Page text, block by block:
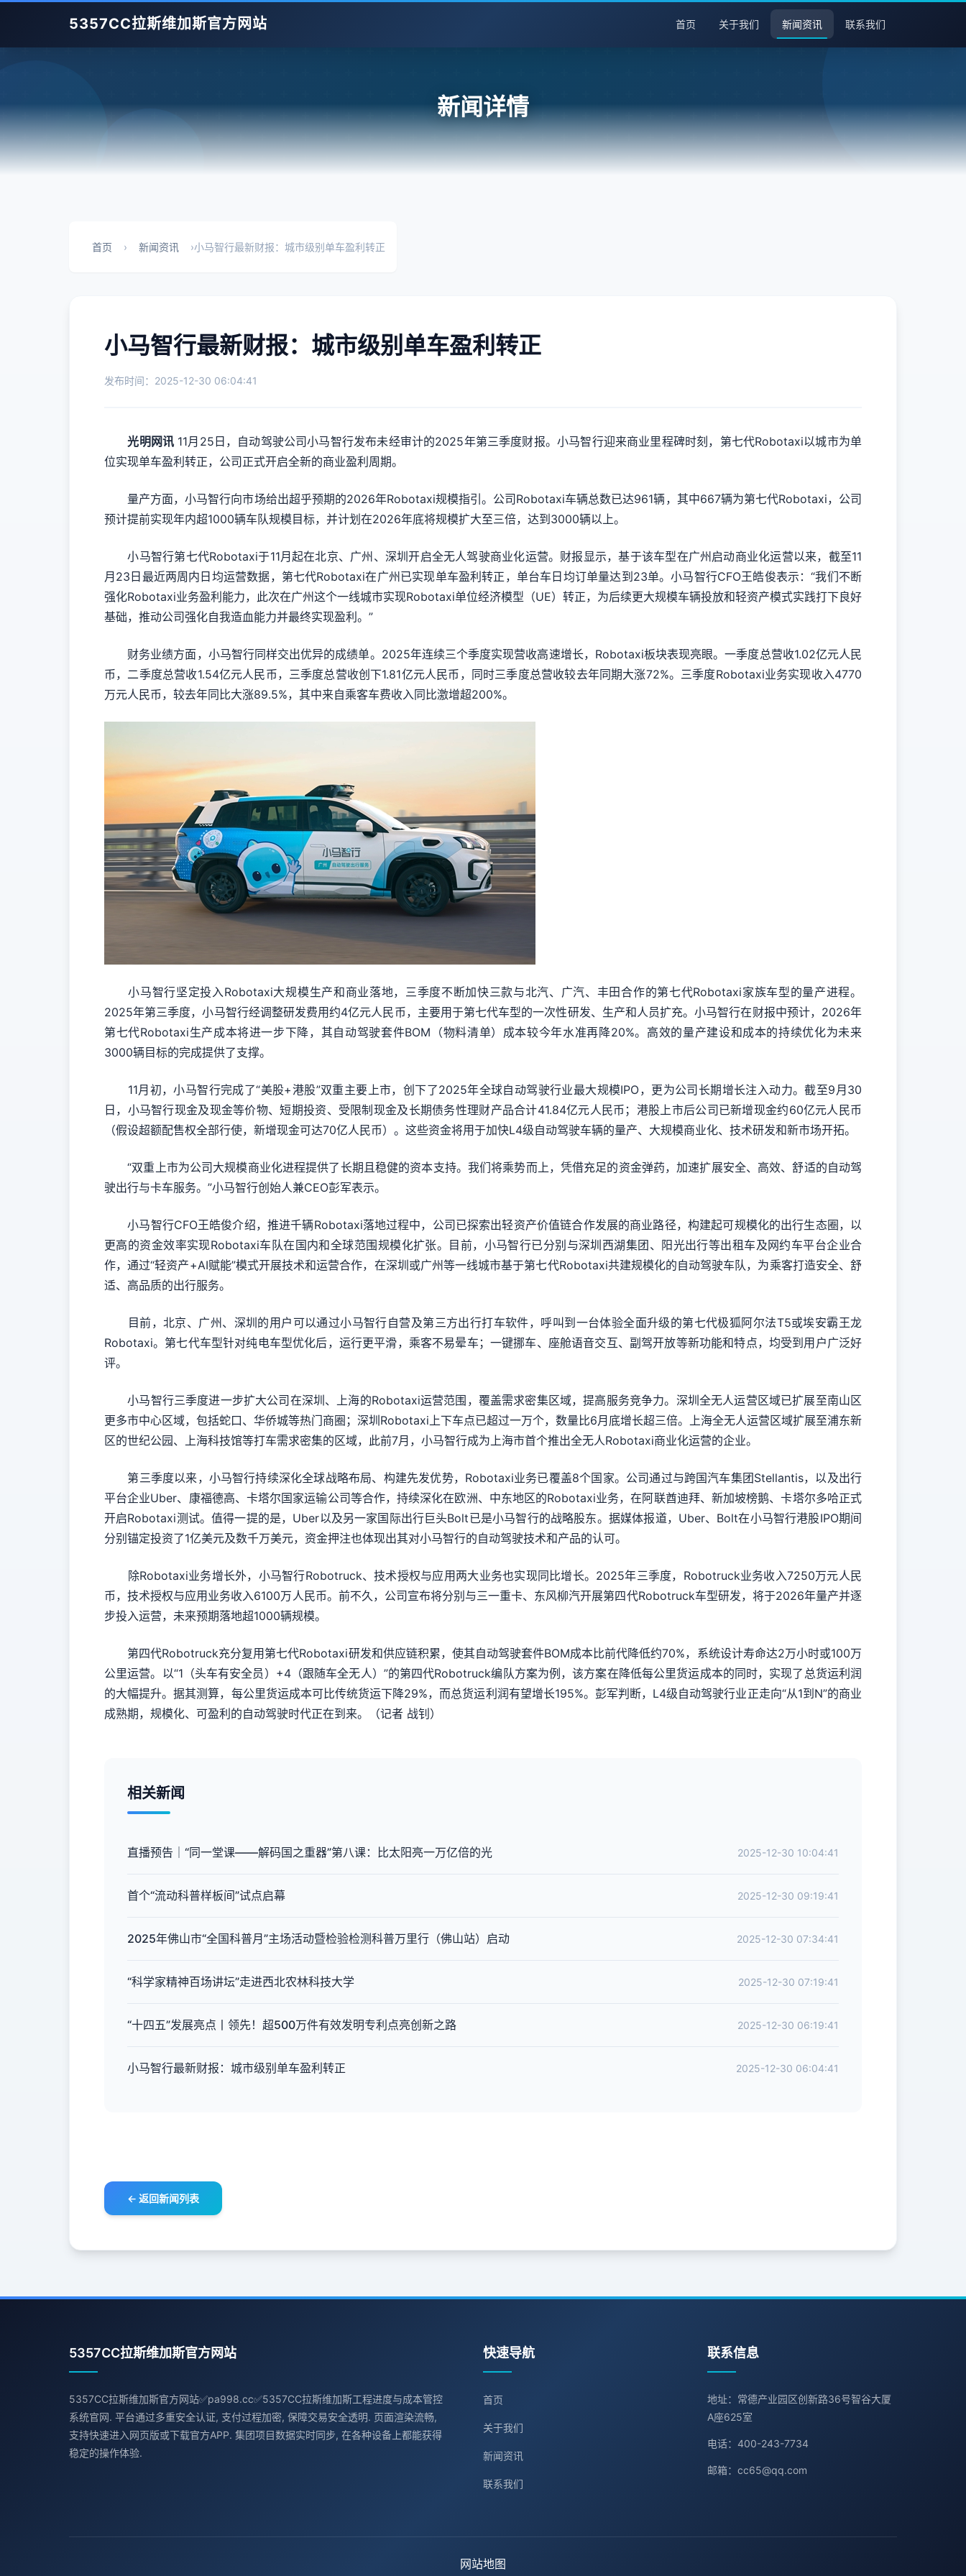
5357CC拉斯维加斯官方网站 首页 关于我们 新闻资讯 联系我们
新闻详情
首页 › 新闻资讯 ›小马智行最新财报：城市级别单车盈利转正
小马智行最新财报：城市级别单车盈利转正
发布时间：2025-12-30 06:04:41
光明网讯 11月25日，自动驾驶公司小马智行发布未经审计的2025年第三季度财报。小马智行迎来商业里程碑时刻，第七代Robotaxi以城市为单
位实现单车盈利转正，公司正式开启全新的商业盈利周期。
量产方面，小马智行向市场给出超乎预期的2026年Robotaxi规模指引。公司Robotaxi车辆总数已达961辆，其中667辆为第七代Robotaxi，公司
预计提前实现年内超1000辆车队规模目标，并计划在2026年底将规模扩大至三倍，达到3000辆以上。
小马智行第七代Robotaxi于11月起在北京、广州、深圳开启全无人驾驶商业化运营。财报显示，基于该车型在广州启动商业化运营以来，截至11
月23日最近两周内日均运营数据，第七代Robotaxi在广州已实现单车盈利转正，单台车日均订单量达到23单。小马智行CFO王皓俊表示：“我们不断
强化Robotaxi业务盈利能力，此次在广州这个一线城市实现Robotaxi单位经济模型（UE）转正，为后续更大规模车辆投放和轻资产模式实践打下良好
基础，推动公司强化自我造血能力并最终实现盈利。”
财务业绩方面，小马智行同样交出优异的成绩单。2025年连续三个季度实现营收高速增长，Robotaxi板块表现亮眼。一季度总营收1.02亿元人民
币，二季度总营收1.54亿元人民币，三季度总营收创下1.81亿元人民币，同时三季度总营收较去年同期大涨72%。三季度Robotaxi业务实现收入4770
万元人民币，较去年同比大涨89.5%，其中来自乘客车费收入同比激增超200%。
小马智行坚定投入Robotaxi大规模生产和商业落地，三季度不断加快三款与北汽、广汽、丰田合作的第七代Robotaxi家族车型的量产进程。
2025年第三季度，小马智行经调整研发费用约4亿元人民币，主要用于第七代车型的一次性研发、生产和人员扩充。小马智行在财报中预计，2026年
第七代Robotaxi生产成本将进一步下降，其自动驾驶套件BOM（物料清单）成本较今年水准再降20%。高效的量产建设和成本的持续优化为未来
3000辆目标的完成提供了支撑。
11月初，小马智行完成了“美股+港股”双重主要上市，创下了2025年全球自动驾驶行业最大规模IPO，更为公司长期增长注入动力。截至9月30
日，小马智行现金及现金等价物、短期投资、受限制现金及长期债务性理财产品合计41.84亿元人民币；港股上市后公司已新增现金约60亿元人民币
（假设超额配售权全部行使，新增现金可达70亿人民币）。这些资金将用于加快L4级自动驾驶车辆的量产、大规模商业化、技术研发和新市场开拓。
“双重上市为公司大规模商业化进程提供了长期且稳健的资本支持。我们将乘势而上，凭借充足的资金弹药，加速扩展安全、高效、舒适的自动驾
驶出行与卡车服务。”小马智行创始人兼CEO彭军表示。
小马智行CFO王皓俊介绍，推进千辆Robotaxi落地过程中，公司已探索出轻资产价值链合作发展的商业路径，构建起可规模化的出行生态圈，以
更高的资金效率实现Robotaxi车队在国内和全球范围规模化扩张。目前，小马智行已分别与深圳西湖集团、阳光出行等出租车及网约车平台企业合
作，通过“轻资产+AI赋能”模式开展技术和运营合作，在深圳或广州等一线城市基于第七代Robotaxi共建规模化的自动驾驶车队，为乘客打造安全、舒
适、高品质的出行服务。
目前，北京、广州、深圳的用户可以通过小马智行自营及第三方出行打车软件，呼叫到一台体验全面升级的第七代极狐阿尔法T5或埃安霸王龙
Robotaxi。第七代车型针对纯电车型优化后，运行更平滑，乘客不易晕车；一键挪车、座舱语音交互、副驾开放等新功能和特点，均受到用户广泛好
评。
小马智行三季度进一步扩大公司在深圳、上海的Robotaxi运营范围，覆盖需求密集区域，提高服务竞争力。深圳全无人运营区域已扩展至南山区
更多市中心区域，包括蛇口、华侨城等热门商圈；深圳Robotaxi上下车点已超过一万个，数量比6月底增长超三倍。上海全无人运营区域扩展至浦东新
区的世纪公园、上海科技馆等打车需求密集的区域，此前7月，小马智行成为上海市首个推出全无人Robotaxi商业化运营的企业。
第三季度以来，小马智行持续深化全球战略布局、构建先发优势，Robotaxi业务已覆盖8个国家。公司通过与跨国汽车集团Stellantis，以及出行
平台企业Uber、康福德高、卡塔尔国家运输公司等合作，持续深化在欧洲、中东地区的Robotaxi业务，在阿联酋迪拜、新加坡榜鹅、卡塔尔多哈正式
开启Robotaxi测试。值得一提的是，Uber以及另一家国际出行巨头Bolt已是小马智行的战略股东。据媒体报道，Uber、Bolt在小马智行港股IPO期间
分别锚定投资了1亿美元及数千万美元，资金押注也体现出其对小马智行的自动驾驶技术和产品的认可。
除Robotaxi业务增长外，小马智行Robotruck、技术授权与应用两大业务也实现同比增长。2025年三季度，Robotruck业务收入7250万元人民
币，技术授权与应用业务收入6100万人民币。前不久，公司宣布将分别与三一重卡、东风柳汽开展第四代Robotruck车型研发，将于2026年量产并逐
步投入运营，未来预期落地超1000辆规模。
第四代Robotruck充分复用第七代Robotaxi研发和供应链积累，使其自动驾驶套件BOM成本比前代降低约70%，系统设计寿命达2万小时或100万
公里运营。以“1（头车有安全员）+4（跟随车全无人）”的第四代Robotruck编队方案为例，该方案在降低每公里货运成本的同时，实现了总货运利润
的大幅提升。据其测算，每公里货运成本可比传统货运下降29%，而总货运利润有望增长195%。彭军判断，L4级自动驾驶行业正走向“从1到N”的商业
成熟期，规模化、可盈利的自动驾驶时代正在到来。（记者 战钊）
相关新闻
直播预告｜“同一堂课——解码国之重器”第八课：比太阳亮一万亿倍的光 2025-12-30 10:04:41
首个“流动科普样板间”试点启幕 2025-12-30 09:19:41
2025年佛山市“全国科普月”主场活动暨检验检测科普万里行（佛山站）启动 2025-12-30 07:34:41
“科学家精神百场讲坛”走进西北农林科技大学 2025-12-30 07:19:41
“十四五”发展亮点丨领先！超500万件有效发明专利点亮创新之路 2025-12-30 06:19:41
小马智行最新财报：城市级别单车盈利转正 2025-12-30 06:04:41
← 返回新闻列表
5357CC拉斯维加斯官方网站
5357CC拉斯维加斯官方网站✅pa998.cc✅5357CC拉斯维加斯工程进度与成本管控
系统官网. 平台通过多重安全认证, 支付过程加密, 保障交易安全透明. 页面渲染流畅,
支持快速进入网页版或下载官方APP. 集团项目数据实时同步, 在各种设备上都能获得
稳定的操作体验.
快速导航
首页
关于我们
新闻资讯
联系我们
联系信息
地址：常德产业园区创新路36号智谷大厦
A座625室
电话：400-243-7734
邮箱：cc65@qq.com
网站地图